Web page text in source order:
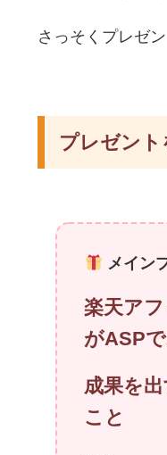
さっそくプレゼ
プレゼン
メイン
楽天ア
がASP
成果を
こと